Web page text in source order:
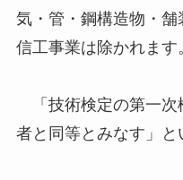
気・管・鋼構造物・
信工事業は除かれます
「技術検定の第一次
者と同等とみなす」と